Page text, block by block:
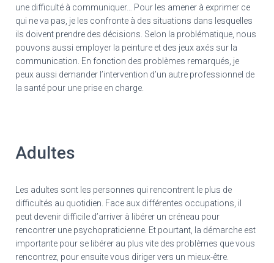
une difficulté à communiquer… Pour les amener à exprimer ce
qui ne va pas, je les confronte à des situations dans lesquelles
ils doivent prendre des décisions. Selon la problématique, nous
pouvons aussi employer la peinture et des jeux axés sur la
communication. En fonction des problèmes remarqués, je
peux aussi demander l’intervention d’un autre professionnel de
la santé pour une prise en charge.
Adultes
Les adultes sont les personnes qui rencontrent le plus de
difficultés au quotidien. Face aux différentes occupations, il
peut devenir difficile d’arriver à libérer un créneau pour
rencontrer une psychopraticienne. Et pourtant, la démarche est
importante pour se libérer au plus vite des problèmes que vous
rencontrez, pour ensuite vous diriger vers un mieux-être.